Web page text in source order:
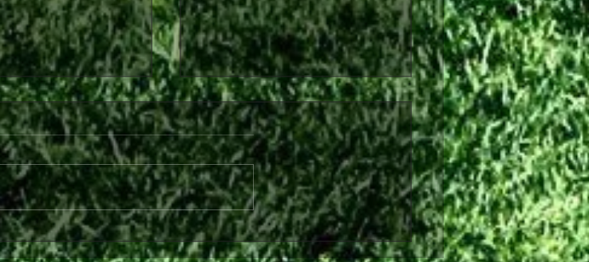
της Θύελλας και
ο Ανδρέας
Παρελθόν από τη Θύελλα
Ραφήνας ο Θωμάς Ντάφλας